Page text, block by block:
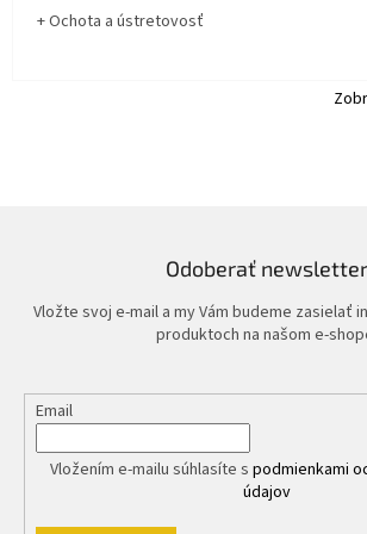
+ Ochota a ústretovosť
Odoberať newsletter
Vložte svoj e-mail a my Vám budeme zasielať
produktoch na našom e-
Email
Vložením e-mailu súhlasíte s podmienkami
údajov